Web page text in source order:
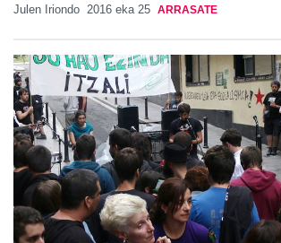
Julen Iriondo 2016 eka 25 ARRASATE